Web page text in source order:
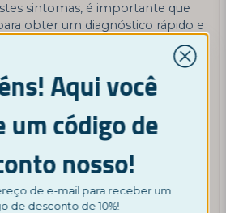
sintomas, é importante que
obter um diagnóstico rápido e
usar Borrelia não tratada?
não for tratada, ela pode
para outras partes do corpo e
de saúde. Portanto, é
pode ter sido infectado.
Aqui você
um código de
nosso!
de e-mail para receber um
de desconto de 10%!